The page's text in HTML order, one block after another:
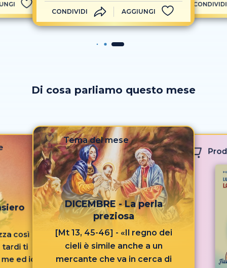
CONDIVIDI AGGIUNGI
CONDIVIDI
Di cosa parliamo questo mese
così
tardi ti
ed io
Tema del mese
DICEMBRE - La perla
preziosa
[Mt 13, 45-46] - «Il regno dei
cieli è simile anche a un
mercante che va in cerca di